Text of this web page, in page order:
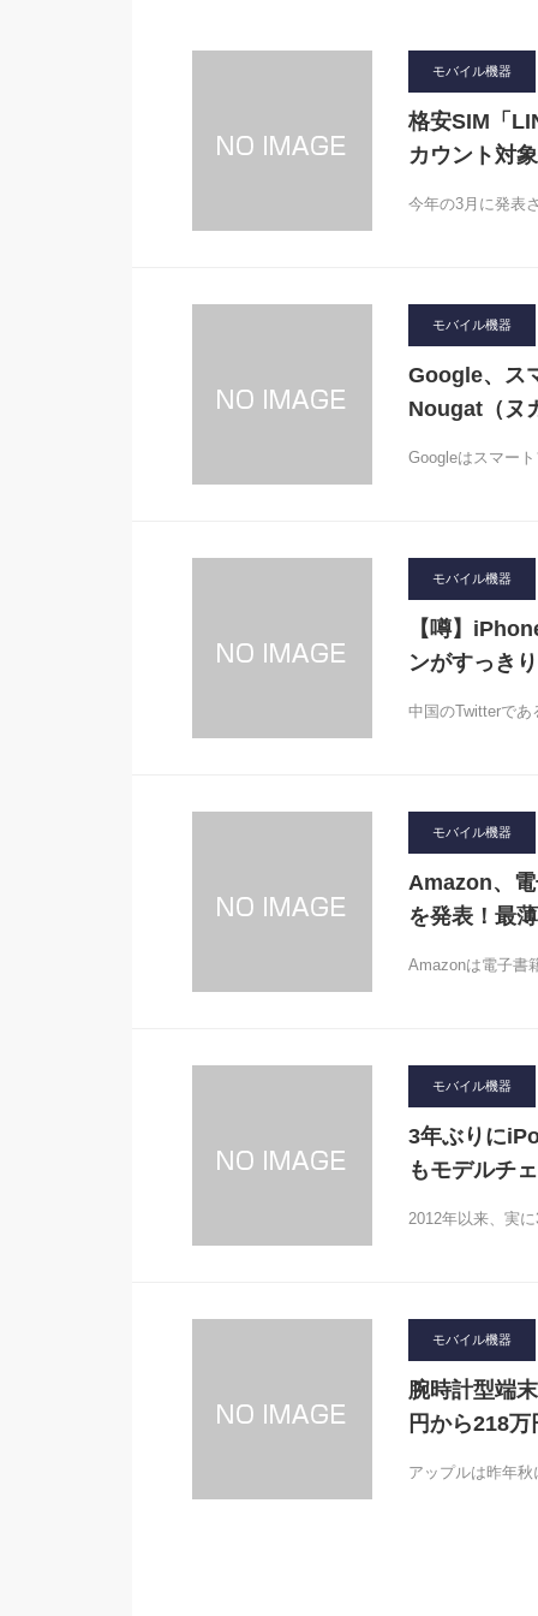
モバイル機器
格安SIM「
カウント対
今年の3月に発表
モバイル機器
Google、ス
Nougat（ヌ
Googleはスマー
モバイル機器
【噂】
ンがすっきり
中国のTwitterで
モバイル機器
Amazon、
を発表！最
Amazonは電子書
モバイル機器
3年ぶりに
もモデルチ
2012年以来、実
モバイル機器
腕時計型端
円から218万
アップルは昨年